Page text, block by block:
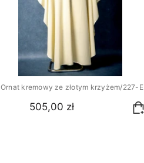
Ornat kremowy ze złotym krzyżem/227-E
505,00 zł